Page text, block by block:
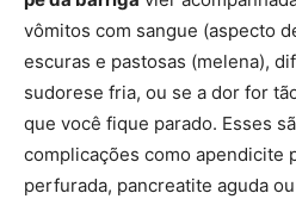
vômitos com sangue (aspecto
escuras e pastosas (melena),
sudorese fria, ou se a dor for
que você fique parado. Esses
complicações como apendicite
perfurada, pancreatite aguda